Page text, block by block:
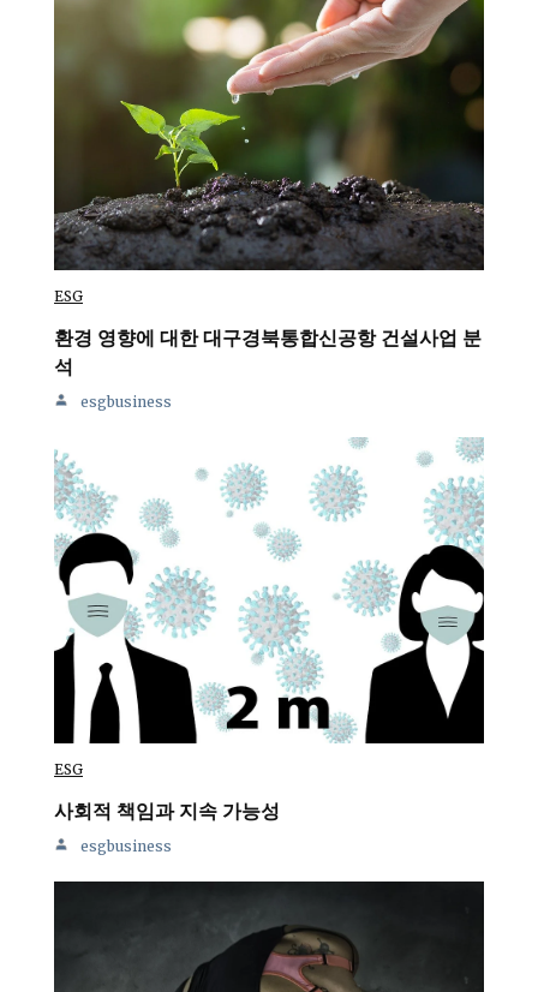
ESG
환경 영향에 대한 대구경북통합신공항 건설사업 분
석
esgbusiness
ESG
사회적 책임과 지속 가능성
esgbusiness